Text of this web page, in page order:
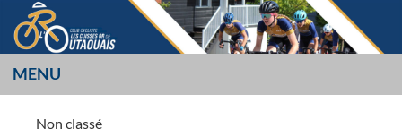
Aller
au
contenu
LES CUISSES OR
MENU
Non classé